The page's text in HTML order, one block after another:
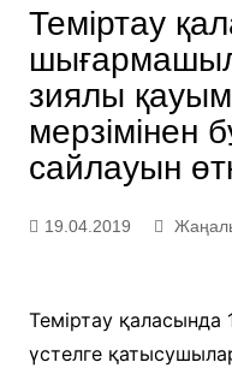
Теміртау
зиялы қауым
мерзімінен
сайлауын
19.04.2019
Теміртау қаласында
үстелге